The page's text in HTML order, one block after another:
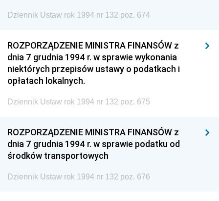
Dziennik Ustaw rok 1994 nr 132 poz. 674
ROZPORZĄDZENIE MINISTRA FINANSÓW z
dnia 7 grudnia 1994 r. w sprawie wykonania
niektórych przepisów ustawy o podatkach i
opłatach lokalnych.
Dziennik Ustaw rok 1994 nr 132 poz. 675
ROZPORZĄDZENIE MINISTRA FINANSÓW z
dnia 7 grudnia 1994 r. w sprawie podatku od
środków transportowych
Dziennik Ustaw rok 1994 nr 132 poz. 676